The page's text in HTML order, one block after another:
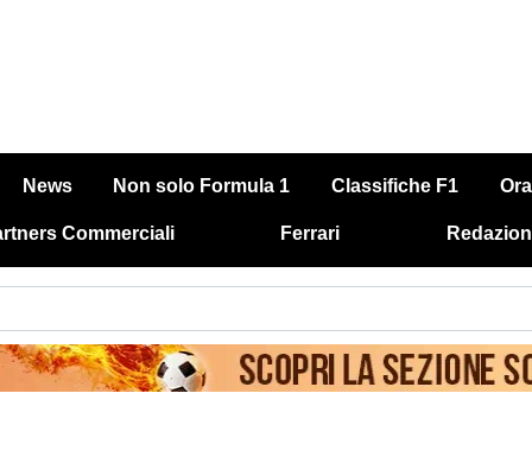
News Non solo Formula 1 Classifiche F1
Commerciali Ferrari